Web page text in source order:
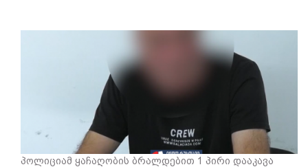
პოლიციამ ყაჩაღობის ბრალდებით 1 პირი დააკავა